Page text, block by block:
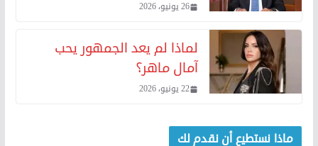
26 يونيو، 2026
لماذا لم يعد الجمهور يحب
آمال ماهر؟
22 يونيو، 2026
ماذا نستطيع أن نقدم لك